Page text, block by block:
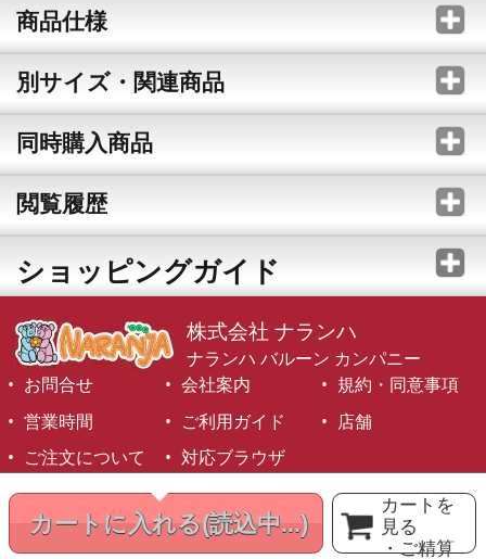
カートに入れる(読込中...)
カートを
見る
・ご精算
商品仕様
別サイズ・関連商品
同時購入商品
閲覧履歴
ショッピングガイド
株式会社 ナランハ
ナランハ バルーン カンパニー
お問合せ
会社案内
規約・同意事項
営業時間
ご利用ガイド
店舗
ご注文について
対応ブラウザ
©1999-2026 NARANJA Inc. All Rights Reserved.